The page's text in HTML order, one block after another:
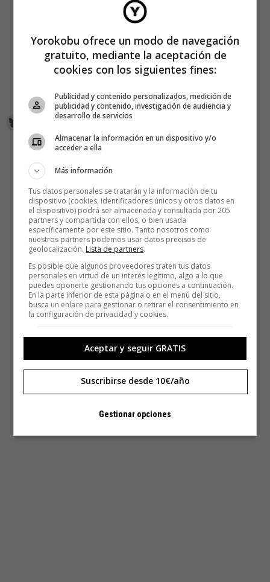
Interfaces Groupen el
Espero que este descubrimiento te haya inspirado y te
aporte nuevas ideas. Y tú… ¿para qué imaginas Sixth
Sense?
Pedro Mujica es CEO deWecolab
Yorokobu ofrece un modo de navegación
gratuito, mediante la aceptación de
cookies con los siguientes fines:
Publicidad y contenido personalizados, medición de
publicidad y contenido, investigación de audiencia y
desarrollo de servicios
Almacenar la información en un dispositivo y/o
acceder a ella
Más información
Tus datos personales se tratarán y la información de tu
dispositivo (cookies, identificadores únicos y otros datos en
el dispositivo) podrá ser almacenada y consultada por 205
partners y compartida con ellos, o bien usada
específicamente por este sitio. Tanto nosotros como
nuestros partners podemos usar datos precisos de
geolocalización. Lista de partners.
Es posible que algunos proveedores traten tus datos
personales en virtud de un interés legítimo, algo a lo que
puedes oponerte gestionando tus opciones a continuación.
En la parte inferior de esta página o en el menú del sitio,
busca un enlace para gestionar o retirar el consentimiento en
la configuración de privacidad y cookies.
Aceptar y seguir GRATIS
Suscribirse desde 10€/año
Gestionar opciones